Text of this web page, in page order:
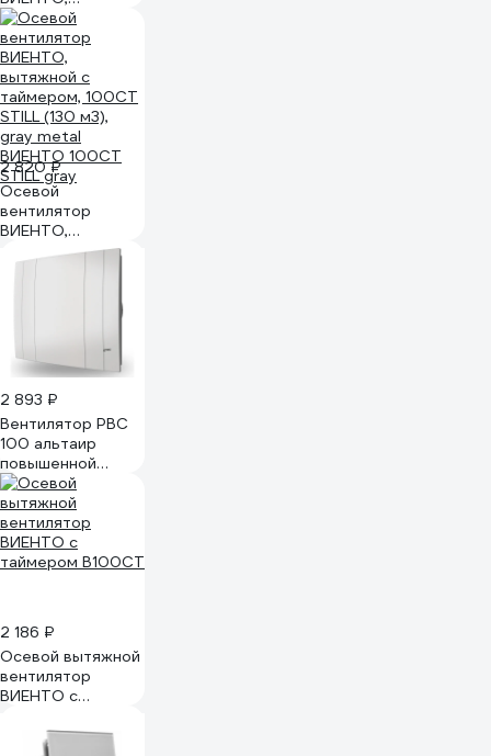
вытяжной с
таймером, 100СТ
STILL (130 м3)
ВИЕНТО 100СТ
STILL ivory
2 820 ₽
Осевой
вентилятор
ВИЕНТО,
вытяжной с
STILL gray
2 893 ₽
Вентилятор РВС
100 альтаир
повышенной
мощности, 16 вт,
37 дб, 116 м3/ч
10221191
2 186 ₽
Осевой вытяжной
вентилятор
ВИЕНТО с